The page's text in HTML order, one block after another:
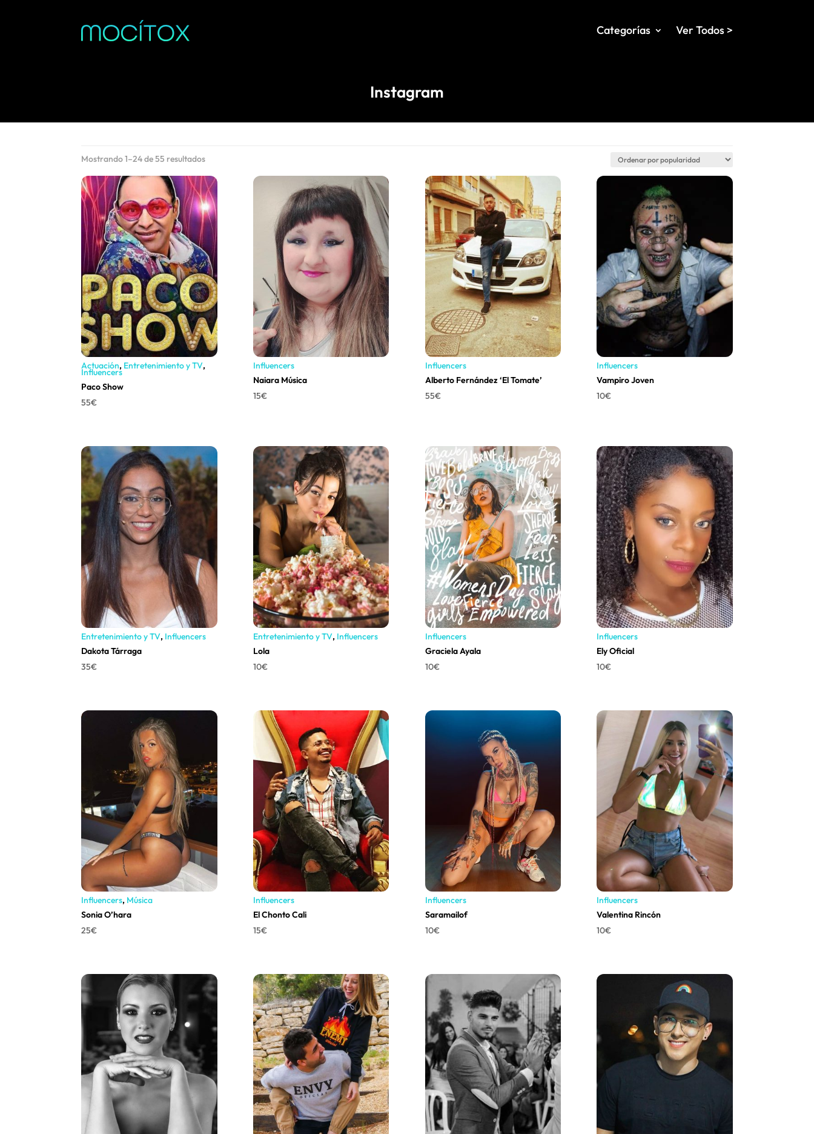
Categorías Ver Todos >
Instagram
Mostrando 1–24 de 55 resultadosOrdenado
popularidad
Actuación, Entretenimiento y TV,
Influencers
Paco Show
55€
Influencers
Naiara Música
15€
Influencers
Alberto Fernández ‘El Tomate’
55€
Influencers
Vampiro Joven
10€
Entretenimiento y TV, Influencers
Dakota Tárraga
35€
Entretenimiento y TV, Influencers
Lola
10€
Influencers
Graciela Ayala
10€
Influencers
Ely Oficial
10€
Influencers, Música
Sonia O’hara
25€
Influencers
El Chonto Cali
15€
Influencers
Saramailof
10€
Influencers
Valentina Rincón
10€